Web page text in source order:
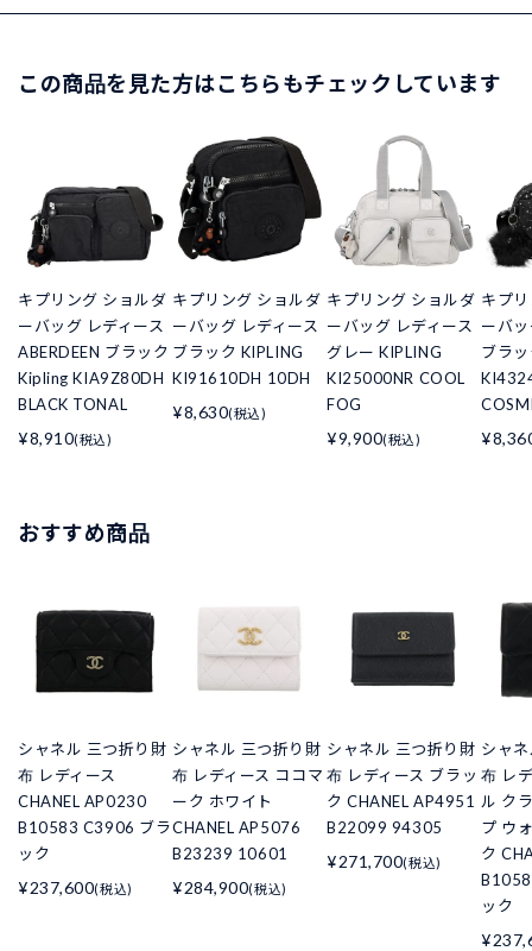
この商品を見た方はこちらもチェックしています
キプリング ショルダ
ーバッグ レディース
ABERDEEN ブラック
Kipling KIA9Z80DH
BLACK TONAL
¥8,910(税込)
キプリング ショルダ
ーバッグ レディース
ブラック KIPLING
KI91610DH 10DH
¥8,630(税込)
キプリング ショルダ
ーバッグ レディース
グレー KIPLING
KI25000NR COOL
FOG
¥9,900(税込)
キプ
ーバ
ブラ
おすすめ商品
シャネル 三つ折り財
布 レディース
CHANEL AP0230
B10583 C3906 ブラ
ック
¥237,600(税込)
シャネル 三つ折り財
布 レディース ココマ
ーク ホワイト
CHANEL AP5076
B23239 10601
¥284,900(税込)
シャネル 三つ折り財
布 レディース ブラッ
ク CHANEL AP4951
B22099 94305
¥271,700(税込)
シャ
布 レ
ル ク
プ ウ
ク
ック